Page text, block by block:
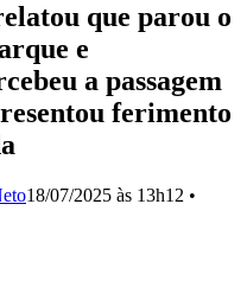
que parou o
e
a passagem
ferimento
18/07/2025 às 13h12 •